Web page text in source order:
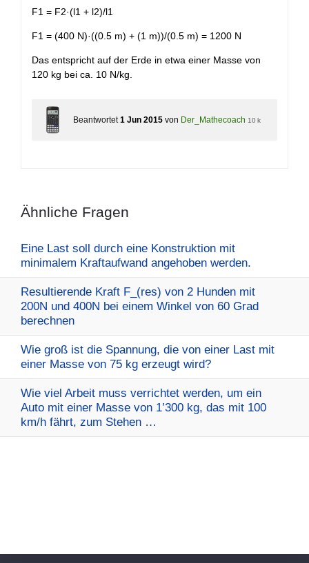
F1 = F2·(l1 + l2)/l1
F1 = (400 N)·((0.5 m) + (1 m))/(0.5 m) = 1200 N
Das entspricht auf der Erde in etwa einer Masse von
120 kg bei ca. 10 N/kg.
Beantwortet 1 Jun 2015 von Der_Mathecoach 10 k
Ähnliche Fragen
Eine Last soll durch eine Konstruktion mit
minimalem Kraftaufwand angehoben werden.
Resultierende Kraft F_(res) von 2 Hunden mit
200N und 400N bei einem Winkel von 60 Grad
berechnen
Wie groß ist die Spannung, die von einer Last mit
einer Masse von 75 kg erzeugt wird?
Wie viel Arbeit muss verrichtet werden, um ein
Auto mit einer Masse von 1’300 kg, das mit 100
km/h fährt, zum Stehen …